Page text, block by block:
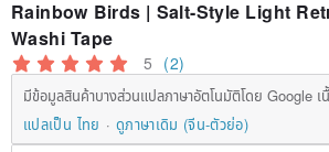
Rainbow Birds | Salt-Style Light
Washi Tape
5 (2)
มีข้อมูลสินค้าบางส่วนแปลภาษาอัตโนมัติโดย Google เ
แปลเป็น ไทย
ดูภาษาเดิม (จีน-ตัวย่อ)